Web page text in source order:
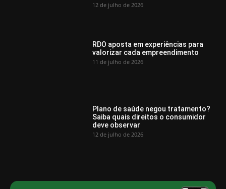
12 de julho de 2026
RDO aposta em experiências para
valorizar cada empreendimento
11 de julho de 2026
Plano de saúde negou tratamento?
Saiba quais direitos o consumidor
deve observar
12 de julho de 2026